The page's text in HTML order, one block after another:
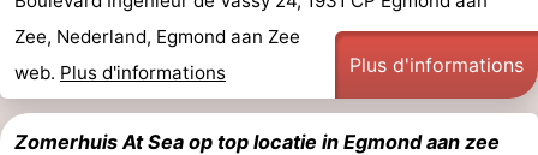
Schoorlse
Duinen
Bergen
aan
Bergen
-
Zee, Nederland, Egmond aan Zee
web. Plus d'informations Plus d'informations
Zomerhuis At Sea op top locatie in Egmond aan zee